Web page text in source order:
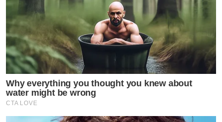
Why everything you thought you knew about
water might be wrong
CTA LOVE